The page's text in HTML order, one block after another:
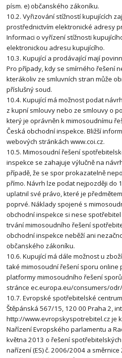
písm. e) občanského zákoníku.
10.2. Vyřizování stížností kupujících
prostřednictvím elektronické adresy
Informaci o vyřízení stížnosti
elektronickou adresu kupujícího.
10.3. Kupující a prodávající mají
Pro případy, kdy se smírného řešení
kterákoliv ze smluvních stran může
příslušný soud.
10.4. Kupující má možnost podat
z kupní smlouvy nebo ze smlouvy o
který je oprávněn k mimosoudnímu
Česká obchodní inspekce. Bližší
webových stránkách www.coi.cz.
10.5. Mimosoudní řešení
inspekce se zahajuje výlučně na
případě, že se spor prokazatelně
přímo. Návrh lze podat nejpozději do
uplatnil své právo, které je
poprvé. Náklady spojené s
obchodní inspekce si nese
trvání mimosoudního řešení
obchodní inspekce neběží ani
občanského zákoníku.
10.6. Kupující má dále možnost u
také mimosoudní řešení sporu online
platformy mimosoudního řešení
stránce ec.europa.eu/consumers/
10.7. Evropské spotřebitelské
Štěpánská 567/15, 120 00 Praha 2,
http://www.evropskyspotrebitel.cz je
Nařízení Evropského parlamentu a
května 2013 o řešení
nařízení (ES) č. 2006/2004 a